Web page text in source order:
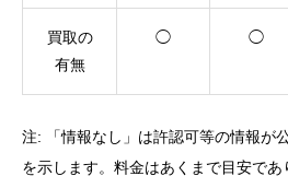
買取の
有無
◯ ◯
注: 「情報なし」は許認可等の情報が
を示します。料金はあくまで目安で